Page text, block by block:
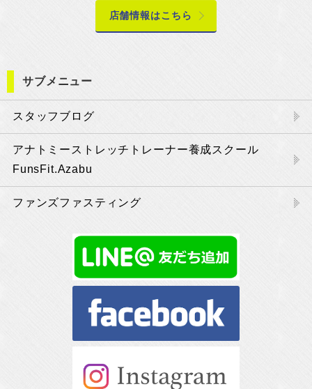
店舗情報はこちら
サブメニュー
スタッフブログ
アナトミーストレッチトレーナー養成スクール
FunsFit.Azabu
ファンズファスティング